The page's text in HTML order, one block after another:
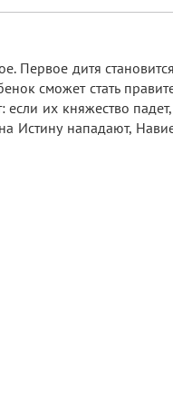
Первое дитя
сможет стать
если их княжество
Истину нападают,